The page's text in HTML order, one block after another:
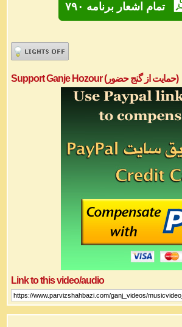
تمام اشعار برنامه ۷۹۰
Support Ganje Hozour (حمایت از گنج حضور)
Link to this video/audio